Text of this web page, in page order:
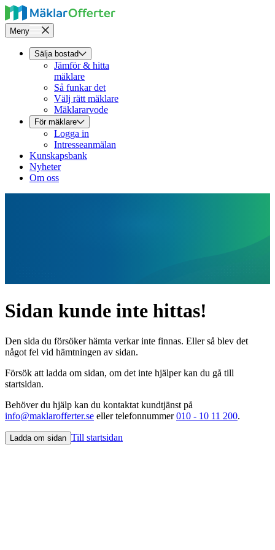
Meny
Sälja bostad
Jämför & hitta
mäklare
Så funkar det
Välj rätt mäklare
Mäklararvode
För mäklare
Logga in
Intresseanmälan
Kunskapsbank
Nyheter
Om oss
Sidan kunde inte hittas!
Den sida du försöker hämta verkar inte finnas. Eller så blev det
något fel vid hämtningen av sidan.
Försök att ladda om sidan, om det inte hjälper kan du gå till
startsidan.
Behöver du hjälp kan du kontaktat kundtjänst på
info@maklarofferter.se eller telefonnummer010 - 10 11 200.
Ladda om sidan Till startsidan